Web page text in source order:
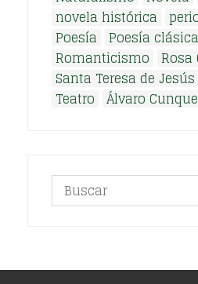
novela histórica
Poesía
Poesía clásica
Romanticismo
Rosa
Santa Teresa de Jesús
Teatro Álvaro